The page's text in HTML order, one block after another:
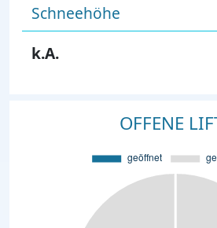
Schneehöhe
k.A.
OFFENE